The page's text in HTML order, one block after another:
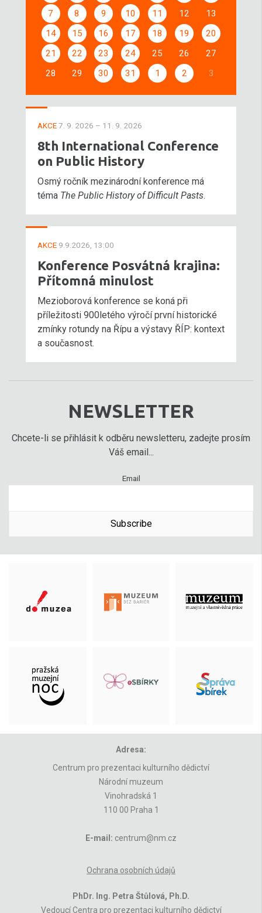
7
8 9 10 11 12
13
14
15 16 17 18 19
20
21
22 23 24 25 26
27
28
29 30 31 1 2 3
AKCE7. 9. 2026 – 11. 9. 2026
8th International Conference
on Public History
Osmý ročník mezinárodní konference má
téma The Public History of Difficult Pasts.
AKCE 9.9.2026, 13:00
Konference Posvátná krajina:
Přítomná minulost
Mezioborová konference se koná při
příležitosti 900letého výročí první historické
zmínky rotundy na Řípu a výstavy ŘÍP: kontext
a současnost.
NEWSLETTER
Chcete-li se přihlásit k odběru newsletteru, zadejte prosím
Váš email...
Email
Subscribe
Adresa:
Centrum pro prezentaci kulturního dědictví
Národní muzeum
Vinohradská 1
110 00 Praha 1
E-mail: centrum@nm.cz
Ochrana osobních údajů
PhDr. Ing. Petra Štůlová, Ph.D.
Vedoucí Centra pro prezentaci kulturního dědictví